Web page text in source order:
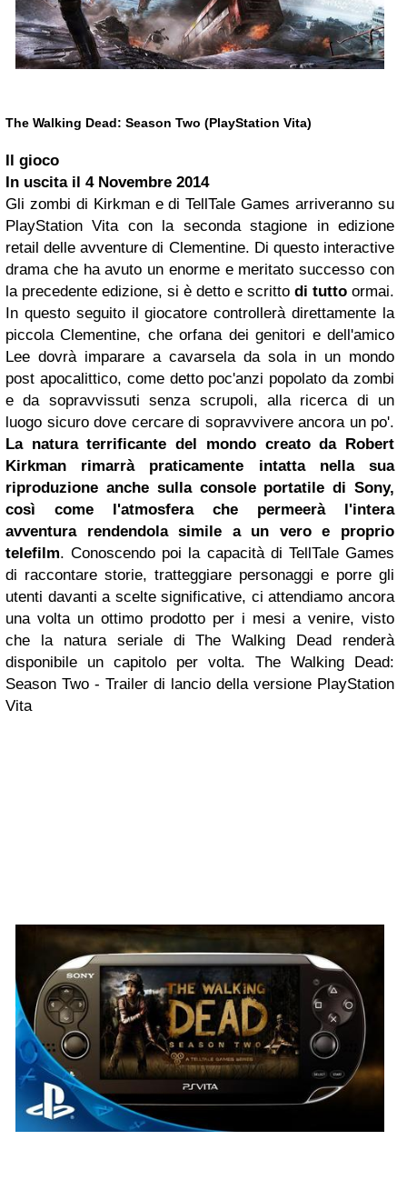
The Walking Dead: Season Two (PlayStation Vita)
Il gioco
In uscita il 4 Novembre 2014
Gli zombi di Kirkman e di TellTale Games arriveranno su
PlayStation Vita con la seconda stagione in edizione
retail delle avventure di Clementine. Di questo interactive
drama che ha avuto un enorme e meritato successo con
la precedente edizione, si è detto e scritto di tutto ormai.
In questo seguito il giocatore controllerà direttamente la
piccola Clementine, che orfana dei genitori e dell'amico
Lee dovrà imparare a cavarsela da sola in un mondo
post apocalittico, come detto poc'anzi popolato da zombi
e da sopravvissuti senza scrupoli, alla ricerca di un
luogo sicuro dove cercare di sopravvivere ancora un po'.
La natura terrificante del mondo creato da Robert
Kirkman rimarrà praticamente intatta nella sua
riproduzione anche sulla console portatile di Sony,
così come l'atmosfera che permeerà l'intera
avventura rendendola simile a un vero e proprio
telefilm. Conoscendo poi la capacità di TellTale Games
di raccontare storie, tratteggiare personaggi e porre gli
utenti davanti a scelte significative, ci attendiamo ancora
una volta un ottimo prodotto per i mesi a venire, visto
che la natura seriale di The Walking Dead renderà
disponibile un capitolo per volta. The Walking Dead:
Season Two - Trailer di lancio della versione PlayStation
Vita